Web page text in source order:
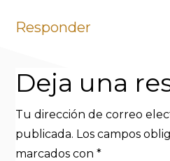
Responder
Deja una
Tu dirección de correo
publicada. Los campos
marcados con*